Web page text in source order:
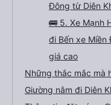
Đông từ Diên
🚌 5. Xe Mạnh
đi Bến xe Miền
giá cao
Những thắc mắc mà
Giường nằm đi Diên